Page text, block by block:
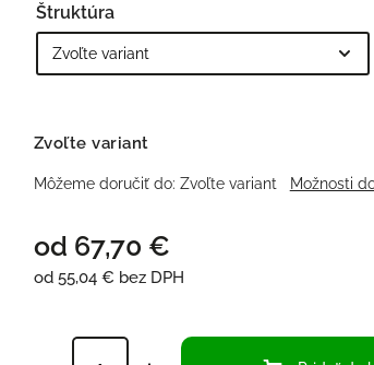
od 67,70 €
od 55,04 € bez DPH
Štruktúra
Zvoľte variant
Môžeme doručiť do: Zvoľte variant Možnosti